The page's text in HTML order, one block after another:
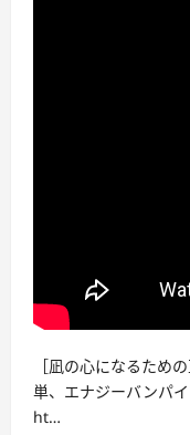
［凪の心になるため
単、エナジーバンパイ
ht…